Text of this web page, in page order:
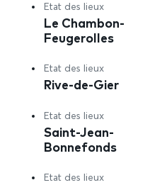
Etat des lieux
Le Chambon-
Feugerolles
Etat des lieux
Rive-de-Gier
Etat des lieux
Saint-Jean-
Bonnefonds
Etat des lieux